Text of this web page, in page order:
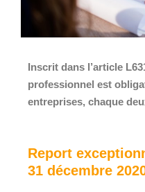
Inscrit dans l’article
professionnel est
entreprises, chaque
Report
31 décembre